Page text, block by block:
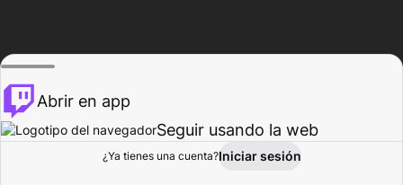
Explorar Actividad
Abrir en app
Seguir usando la web
¿Ya tienes una cuenta?Iniciar sesión